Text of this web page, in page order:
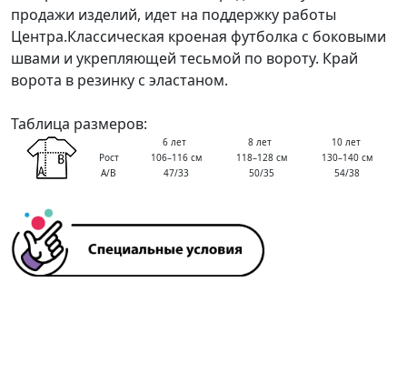
продажи изделий, идет на поддержку работы
Центра.Классическая кроеная футболка с боковыми
швами и укрепляющей тесьмой по вороту. Край
ворота в резинку с эластаном.
Таблица размеров:
6 лет 8 лет
10 лет
Рост
106–116 см 118–128 см
130–140 см
A/B
47/33 50/35 54/38